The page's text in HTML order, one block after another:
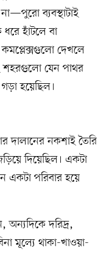
ব্যবস্থাটাই
হাঁটলে বা
দেখলে
যেন পাথর
হয়েছিল।
দালানের নকশাই তৈরি
দিয়েছিল। একটা
একটা পরিবার হয়ে
অন্যদিকে দরিদ্র,
মূল্যে থাকা-খাওয়া-